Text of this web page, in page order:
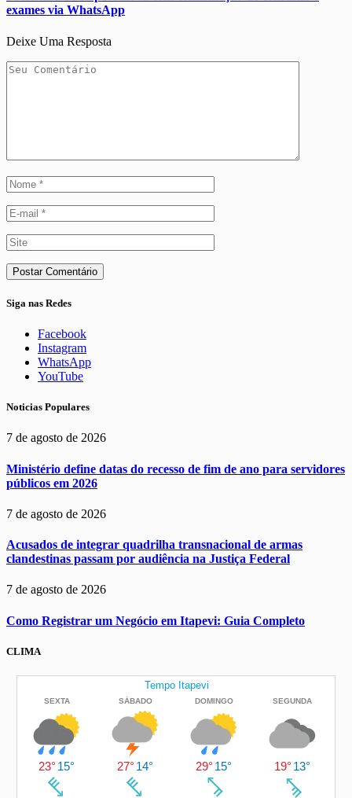
exames via WhatsApp
Deixe Uma Resposta
Siga nas Redes
Facebook
Instagram
WhatsApp
YouTube
Noticias Populares
7 de agosto de 2026
Ministério define datas do recesso de fim de ano para servidores
públicos em 2026
7 de agosto de 2026
Acusados de integrar quadrilha transnacional de armas
clandestinas passam por audiência na Justiça Federal
7 de agosto de 2026
Como Registrar um Negócio em Itapevi: Guia Completo
CLIMA